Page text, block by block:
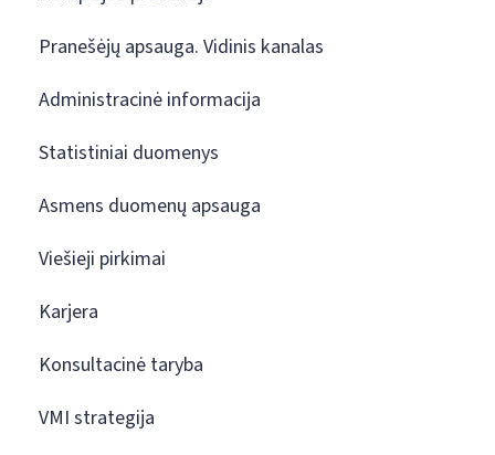
Pranešėjų apsauga. Vidinis kanalas
Administracinė informacija
Statistiniai duomenys
Asmens duomenų apsauga
Viešieji pirkimai
Karjera
Konsultacinė taryba
VMI strategija